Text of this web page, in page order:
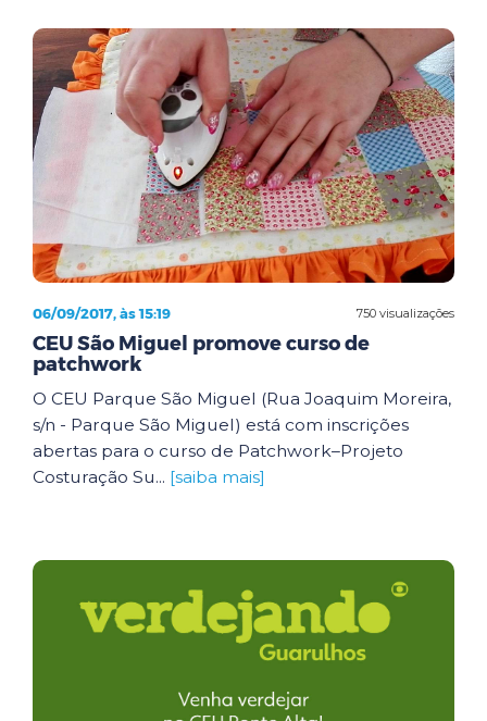
750 visualizações
06/09/2017, às 15:19
CEU São Miguel promove curso de
patchwork
O CEU Parque São Miguel (Rua Joaquim Moreira,
s/n - Parque São Miguel) está com inscrições
abertas para o curso de Patchwork–Projeto
Costuração Su... [saiba mais]